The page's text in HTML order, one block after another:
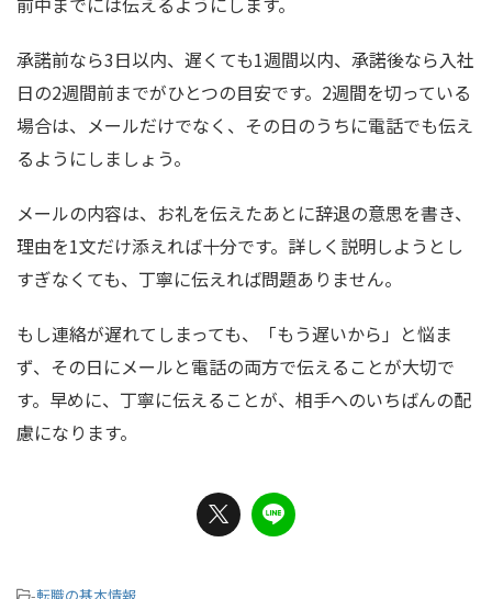
承諾前なら3日以内、遅くても1週間以内、承諾後なら入社
日の2週間前までがひとつの目安です。2週間を切っている
場合は、メールだけでなく、その日のうちに電話でも伝え
るようにしましょう。
メールの内容は、お礼を伝えたあとに辞退の意思を書き、
理由を1文だけ添えれば十分です。詳しく説明しようとし
すぎなくても、丁寧に伝えれば問題ありません。
もし連絡が遅れてしまっても、「もう遅いから」と悩ま
ず、その日にメールと電話の両方で伝えることが大切で
す。早めに、丁寧に伝えることが、相手へのいちばんの配
慮になります。